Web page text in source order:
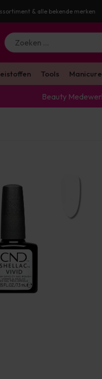
v.a. €100 excl. BTW Voor
Tools Manicure
Beauty